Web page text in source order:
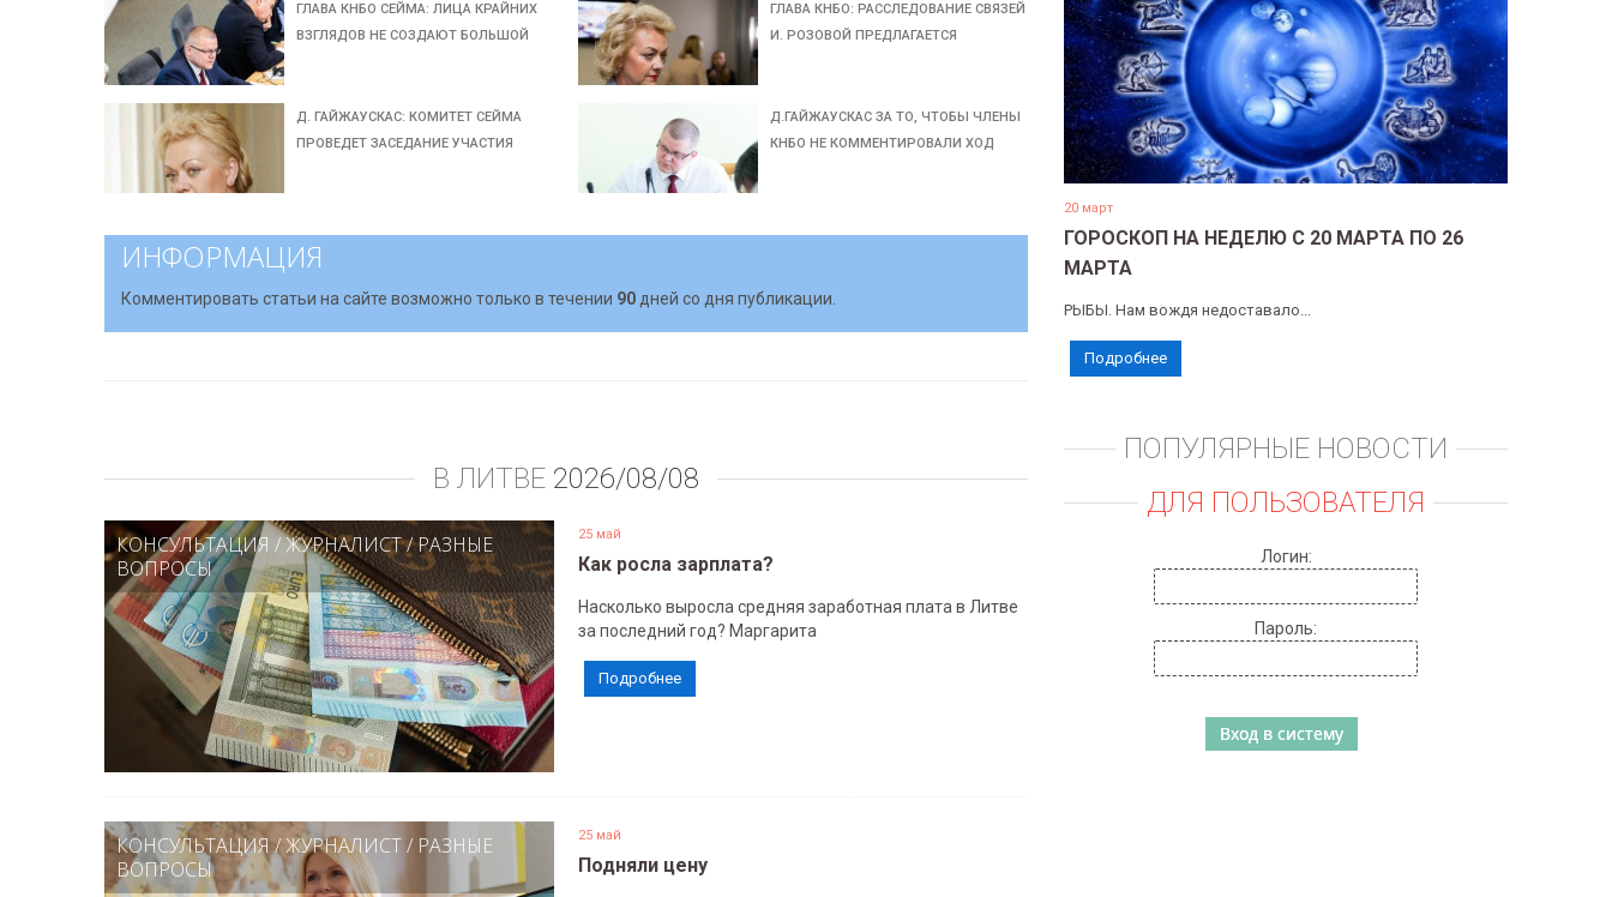
ГЛАВА КНБО СЕЙМА: ЛИЦА КРАЙНИХ
ВЗГЛЯДОВ НЕ СОЗДАЮТ БОЛЬШОЙ
ГЛАВА КНБО: РАССЛЕДОВАНИЕ СВЯЗЕЙ
И. РОЗОВОЙ ПРЕДЛАГАЕТСЯ
Д. ГАЙЖАУСКАС: КОМИТЕТ СЕЙМА
ПРОВЕДЕТ ЗАСЕДАНИЕ УЧАСТИЯ
Д.ГАЙЖАУСКАС ЗА ТО, ЧТОБЫ ЧЛЕНЫ
КНБО НЕ КОММЕНТИРОВАЛИ ХОД
ИНФОРМАЦИЯ
Комментировать статьи на сайте возможно только в течении 90 дней со дня публикации.
В ЛИТВЕ 2026/08/08
КОНСУЛЬТАЦИЯ /ЖУРНАЛИСТ/РАЗНЫЕ
ВОПРОСЫ
25 май
Как росла зарплата?
Насколько выросла средняя заработная плата в Литве
за последний год? Маргарита
Подробнее
КОНСУЛЬТАЦИЯ/ЖУРНАЛИСТ/ РАЗНЫЕ
ВОПРОСЫ
25 май
Подняли цену
20 март
ГОРОСКОП НА НЕДЕЛЮ С 20 МАРТА ПО 26
МАРТА
РЫБЫ. Нам вождя недоставало...
Подробнее
ПОПУЛЯРНЫЕ НОВОСТИ
ДЛЯ ПОЛЬЗОВАТЕЛЯ
Логин:
Пароль: